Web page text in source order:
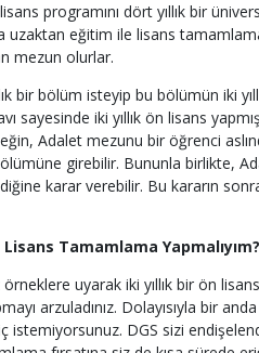
programını dört yıllık bir
uzaktan eğitim ile lisans
mezun olurlar.
bir bölüm isteyip bu bölümün iki
sayesinde iki yıllık ön lisans
Adalet mezunu bir öğrenci
girebilir. Bununla birlikte,
karar verebilir. Bu kararın
Tamamlama Yapmalıyım?
uyarak iki yıllık bir ön
arzuladınız. Dolayısıyla bir
DGS sizi